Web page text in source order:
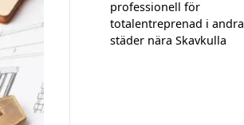
professionell för
totalentreprenad i andra
städer nära Skavkulla